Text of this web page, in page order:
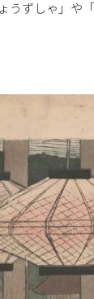
うずしゃ」や